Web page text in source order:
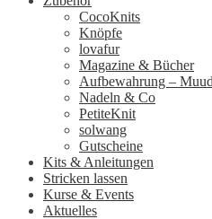
CocoKnits
Knöpfe
lovafur
Magazine & Bücher
Aufbewahrung –
Nadeln & Co
PetiteKnit
solwang
Gutscheine
Kits & Anleitungen
Stricken lassen
Kurse & Events
Aktuelles